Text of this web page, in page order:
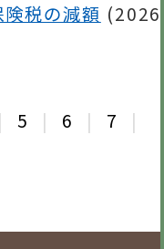
税の減額 (2026
| 5 | 6 | 7
|